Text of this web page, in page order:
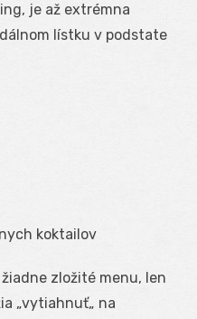
je až extrémna
lístku v podstate
koktailov
zložité menu, len
„vytiahnuť„ na